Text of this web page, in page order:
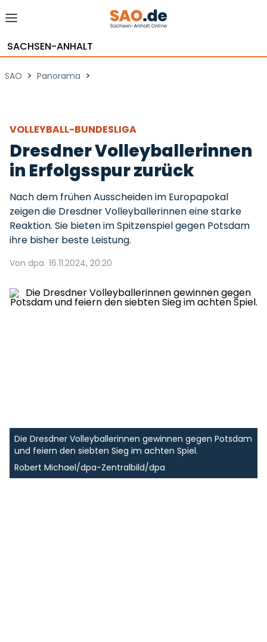
SACHSEN-ANHALT
SAO > Panorama >
VOLLEYBALL-BUNDESLIGA
Dresdner Volleyballerinnen
in Erfolgsspur zurück
Nach dem frühen Ausscheiden im Europapokal
zeigen die Dresdner Volleyballerinnen eine starke
Reaktion. Sie bieten im Spitzenspiel gegen Potsdam
ihre bisher beste Leistung.
Von dpa 16.11.2024, 20:20
Die Dresdner Volleyballerinnen gewinnen gegen Potsdam
und feiern den siebten Sieg im achten Spiel.
Robert Michael/dpa-Zentralbild/dpa